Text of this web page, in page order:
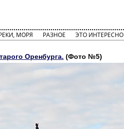
МОРЯ РАЗНОЕ ЭТО ИНТЕРЕСНО
Оренбурга. (Фото №5)